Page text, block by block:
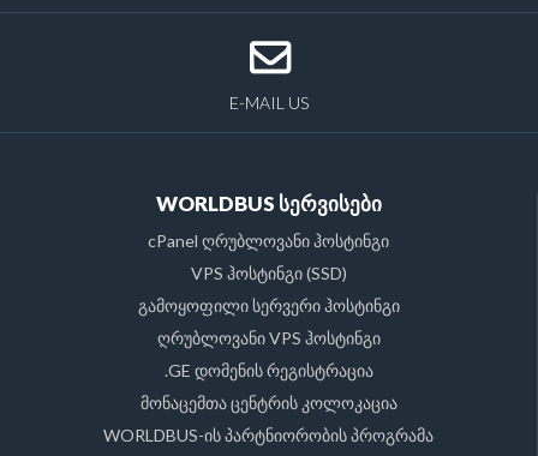
E-MAIL US
WORLDBUS სერვისები
cPanel ღრუბლოვანი ჰოსტინგი
VPS ჰოსტინგი (SSD)
გამოყოფილი სერვერი ჰოსტინგი
ღრუბლოვანი VPS ჰოსტინგი
.GE დომენის რეგისტრაცია
მონაცემთა ცენტრის კოლოკაცია
WORLDBUS-ის პარტნიორობის პროგრამა